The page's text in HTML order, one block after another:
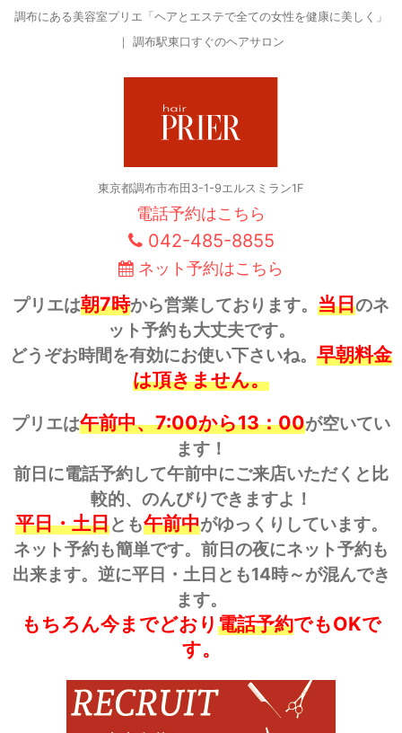
調布にある美容室プリエ「ヘアとエステで全ての女性を健康に美しく」
｜ 調布駅東口すぐのヘアサロン
東京都調布市布田3-1-9エルスミラン1F
電話予約はこちら
042-485-8855
ネット予約はこちら
プリエは朝7時から営業しております。 当日のネ
ット予約も大丈夫です。
どうぞお時間を有効にお使い下さいね。 早朝料金
は頂きません。
プリエは午前中、7:00から13：00が空いてい
ます！
前日に電話予約して午前中にご来店いただくと比
較的、のんびりできますよ！
平日・土日とも午前中がゆっくりしています。
ネット予約も簡単です。前日の夜にネット予約も
出来ます。逆に平日・土日とも14時～が混んでき
ます。
もちろん今までどおり 電話予約でもOKで
す。